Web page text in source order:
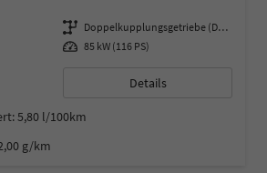
Getriebe
Doppelkupplungsgetriebe (DSG)
Leistung 85 kW (116 PS)
Details
5,80 l/100km
g/km